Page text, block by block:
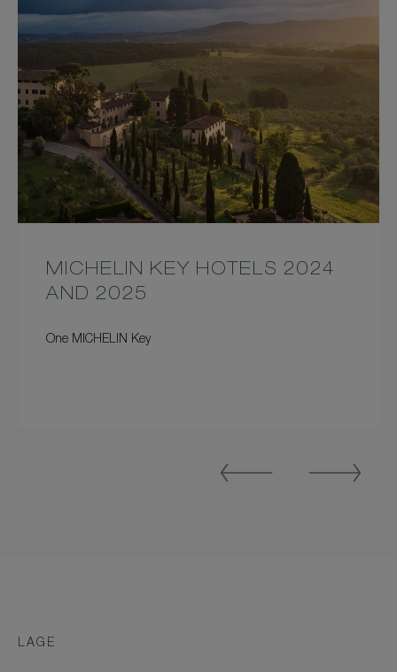
MICHELIN KEY HOTELS 2024
AND 2025
One MICHELIN Key
Previous
Next
LAGE